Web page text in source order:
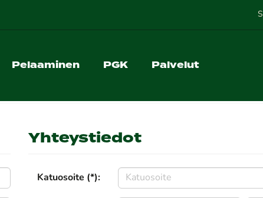
Pelaaminen PGK Palvelut
Yhteystiedot
Katuosoite (*):